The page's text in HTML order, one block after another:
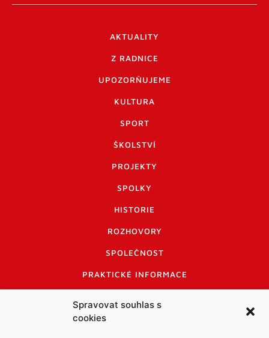
Spravovat souhlas s
cookies
AKTUALITY
Z RADNICE
UPOZORŇUJEME
KULTURA
SPORT
ŠKOLSTVÍ
PROJEKTY
SPOLKY
HISTORIE
ROZHOVORY
SPOLEČNOST
PRAKTICKÉ INFORMACE
INFORMACE A KODEX DISKUTUJÍCÍCH